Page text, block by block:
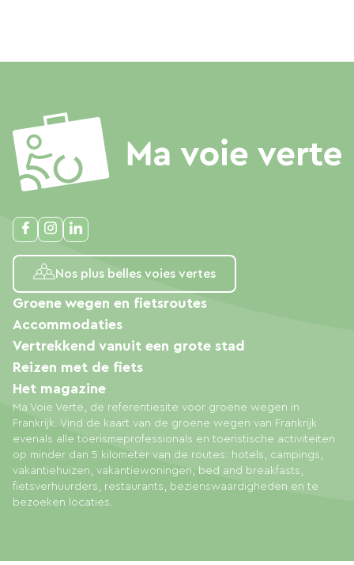
Nos plus belles voies vertes
Ma Voie Verte, de referentiesite voor groene wegen in
Frankrijk. Vind de kaart van de groene wegen van Frankrijk
evenals alle toerismeprofessionals en toeristische activiteiten
op minder dan 5 kilometer van de routes: hotels, campings,
vakantiehuizen, vakantiewoningen, bed and breakfasts,
fietsverhuurders, restaurants, bezienswaardigheden en te
bezoeken locaties.
Groene wegen en fietsroutes
Accommodaties
Vertrekkend vanuit een grote stad
Reizen met de fiets
Het magazine